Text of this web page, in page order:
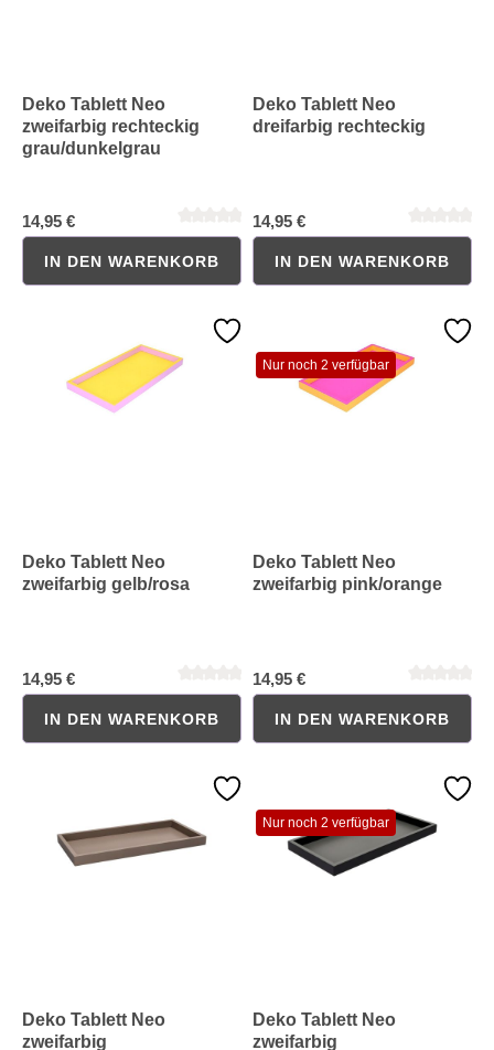
Deko Tablett Neo
zweifarbig rechteckig
grau/dunkelgrau
14,95 €
IN DEN WARENKORB
Deko Tablett Neo
dreifarbig rechteckig
14,95 €
IN DEN WARENKORB
Deko Tablett Neo
zweifarbig gelb/rosa
14,95 €
Durchschnittliche Bewertung von 0 von 5 Sternen
IN DEN WARENKORB
Nur noch 2 verfügbar
Deko Tablett Neo
zweifarbig pink/orange
14,95 €
Durchschnittliche Bewertung
IN DEN WARENKORB
Deko Tablett Neo
zweifarbig
Nur noch 2 verfügbar
Deko Tablett Neo
zweifarbig